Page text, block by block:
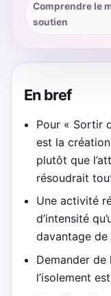
Comprendre le
soutien
En bref
Pour « Sortir
est la
plutôt que
résoudrait
Une activité
d’intensité
davantage
Demander de
l’isolement